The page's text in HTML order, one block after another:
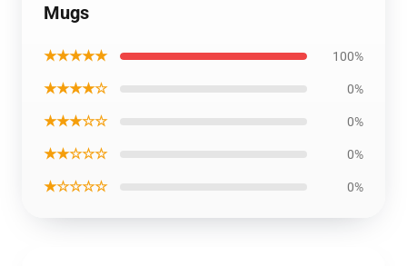
Mugs
★★★★★ 100%
★★★★☆ 0%
★★★☆☆ 0%
★★☆☆☆ 0%
★☆☆☆☆ 0%